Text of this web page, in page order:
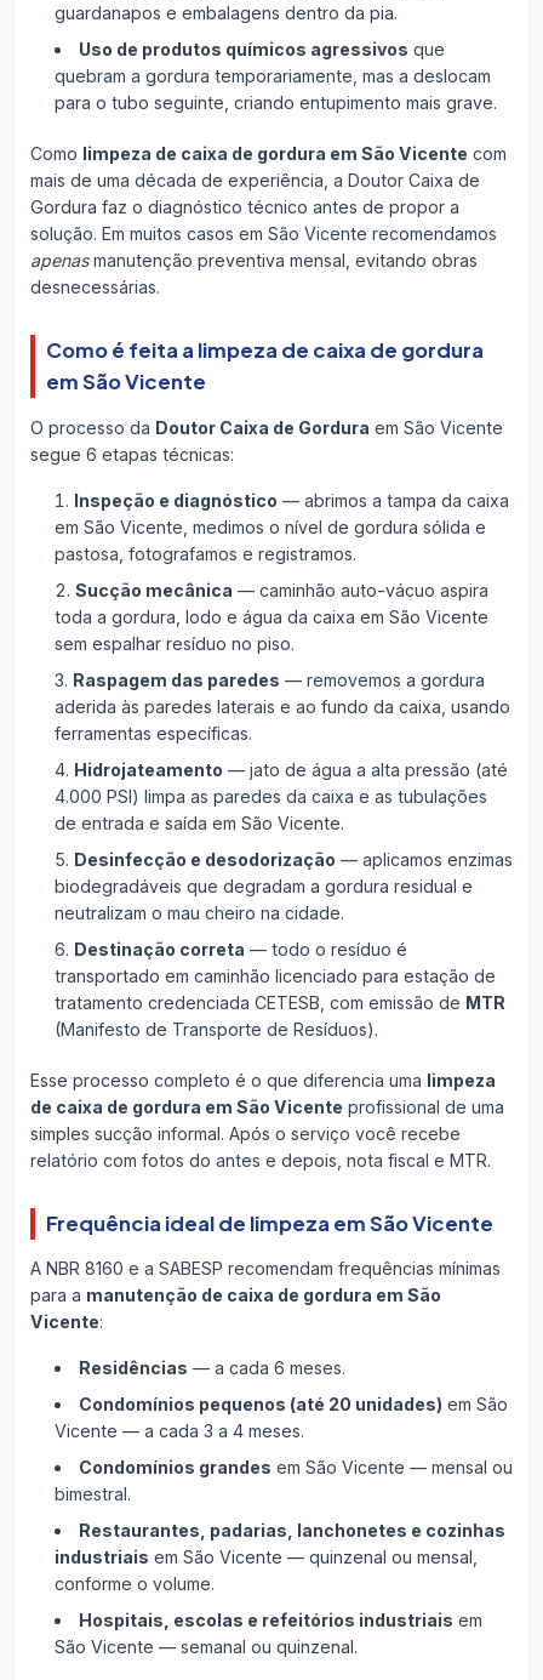
guardanapos e embalagens dentro da pia.
Uso de produtos químicos agressivos que
quebram a gordura temporariamente, mas a deslocam
para o tubo seguinte, criando entupimento mais grave.
Como limpeza de caixa de gordura em São Vicente com
mais de uma década de experiência, a Doutor Caixa de
Gordura faz o diagnóstico técnico antes de propor a
solução. Em muitos casos em São Vicente recomendamos
apenasmanutenção preventiva mensal, evitando obras
desnecessárias.
Como é feita a limpeza de caixa de gordura
em São Vicente
O processo da Doutor Caixa de Gordura em São Vicente
segue 6 etapas técnicas:
Inspeção e diagnóstico — abrimos a tampa da caixa
em São Vicente, medimos o nível de gordura sólida e
pastosa, fotografamos e registramos.
Sucção mecânica — caminhão auto-vácuo aspira
toda a gordura, lodo e água da caixa em São Vicente
sem espalhar resíduo no piso.
Raspagem das paredes — removemos a gordura
aderida às paredes laterais e ao fundo da caixa, usando
ferramentas específicas.
Hidrojateamento — jato de água a alta pressão (até
4.000 PSI) limpa as paredes da caixa e as tubulações
de entrada e saída em São Vicente.
Desinfecção e desodorização — aplicamos enzimas
biodegradáveis que degradam a gordura residual e
neutralizam o mau cheiro na cidade.
Destinação correta — todo o resíduo é
transportado em caminhão licenciado para estação de
tratamento credenciada CETESB, com emissão de MTR
(Manifesto de Transporte de Resíduos).
Esse processo completo é o que diferencia uma limpeza
de caixa de gordura em São Vicente profissional de uma
simples sucção informal. Após o serviço você recebe
relatório com fotos do antes e depois, nota fiscal e MTR.
Frequência ideal de limpeza em São Vicente
A NBR 8160 e a SABESP recomendam frequências mínimas
para a manutenção de caixa de gordura em São
Vicente:
Residências — a cada 6 meses.
Condomínios pequenos (até 20 unidades) em São
Vicente — a cada 3 a 4 meses.
Condomínios grandes em São Vicente — mensal ou
bimestral.
Restaurantes, padarias, lanchonetes e cozinhas
industriais em São Vicente — quinzenal ou mensal,
conforme o volume.
Hospitais, escolas e refeitórios industriais em
São Vicente — semanal ou quinzenal.